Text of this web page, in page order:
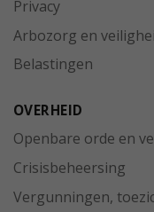
Privacy
Arbozorg en
Belastingen
OVERHEID
Openbare orde en
Crisisbeheersing
Vergunningen,